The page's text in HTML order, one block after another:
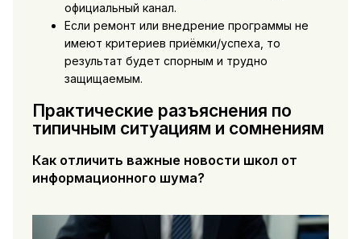
официальный канал.
Если ремонт или внедрение программы не
имеют критериев приёмки/успеха, то
результат будет спорным и трудно
защищаемым.
Практические разъяснения по
типичным ситуациям и сомнениям
Как отличить важные новости школ от
информационного шума?